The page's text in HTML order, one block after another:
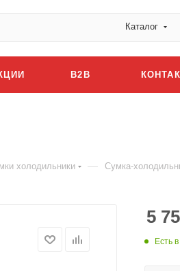
Каталог
B2B
холодильники — Сумка-
5
Есть